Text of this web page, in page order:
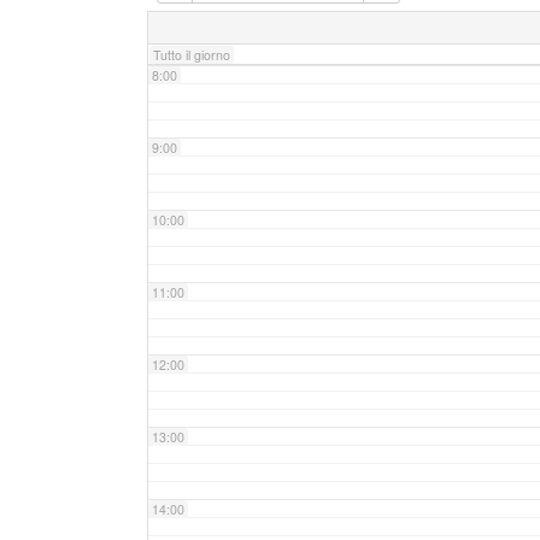
Tutto il giorno
8:00
9:00
10:00
11:00
12:00
13:00
14:00